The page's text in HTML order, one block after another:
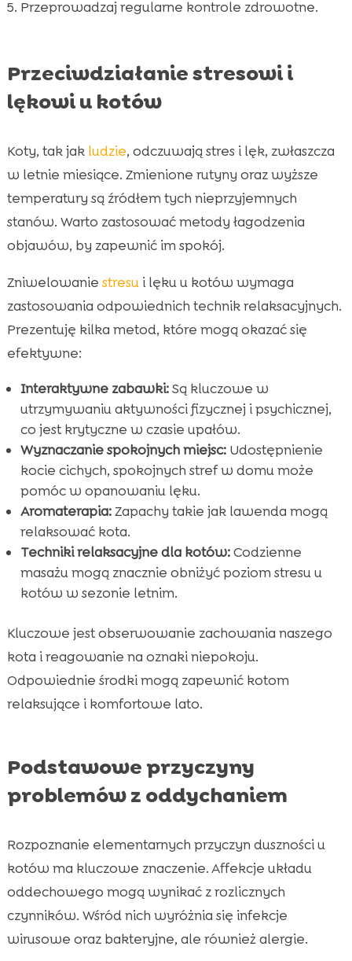
Przeprowadzaj regularne kontrole zdrowotne.
Przeciwdziałanie stresowi i
lękowi u kotów
Koty, tak jak ludzie, odczuwają stres i lęk, zwłaszcza
w letnie miesiące. Zmienione rutyny oraz wyższe
temperatury są źródłem tych nieprzyjemnych
stanów. Warto zastosować metody łagodzenia
objawów, by zapewnić im spokój.
Zniwelowanie stresui lęku u kotów wymaga
zastosowania odpowiednich technik relaksacyjnych.
Prezentuję kilka metod, które mogą okazać się
efektywne:
Interaktywne zabawki:Są kluczowe w
utrzymywaniu aktywności fizycznej i psychicznej,
co jest krytyczne w czasie upałów.
Wyznaczanie spokojnych miejsc:Udostępnienie
kocie cichych, spokojnych stref w domu może
pomóc w opanowaniu lęku.
Aromaterapia:Zapachy takie jak lawenda mogą
relaksować kota.
Techniki relaksacyjne dla kotów:Codzienne
masażu mogą znacznie obniżyć poziom stresu u
kotów w sezonie letnim.
Kluczowe jest obserwowanie zachowania naszego
kota i reagowanie na oznaki niepokoju.
Odpowiednie środki mogą zapewnić kotom
relaksujące i komfortowe lato.
Podstawowe przyczyny
problemów z oddychaniem
Rozpoznanie elementarnych przyczyn duszności u
kotów ma kluczowe znaczenie. Affekcje układu
oddechowego mogą wynikać z rozlicznych
czynników. Wśród nich wyróżnia się infekcje
wirusowe oraz bakteryjne, ale również alergie.